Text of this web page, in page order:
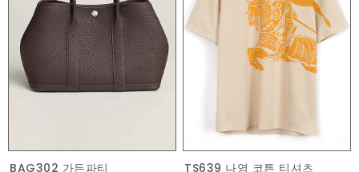
BAG302 가든파티 TS639 나염 코튼 티셔츠